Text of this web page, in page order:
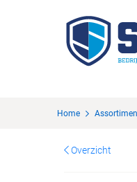
Home
Overzicht